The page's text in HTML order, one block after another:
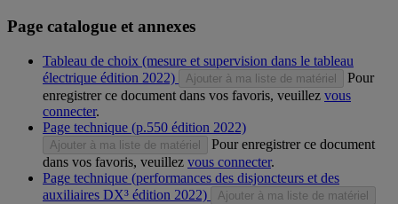
Page catalogue et annexes
Tableau de choix (mesure et supervision dans le tableau
électrique édition 2022)
Ajouter à ma liste de matériel
Pour
enregistrer ce document dans vos favoris, veuillez vous
connecter.
Page technique (p.550 édition 2022)
Ajouter à ma liste de matériel
Pour enregistrer ce document
dans vos favoris, veuillez vous connecter.
Page technique (performances des disjoncteurs et des
auxiliaires DX³ édition 2022)
Ajouter à ma liste de matériel